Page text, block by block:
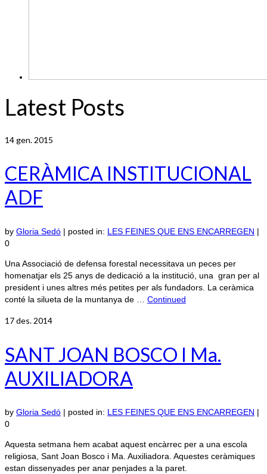
Latest Posts
14gen. 2015
CERÀMICA INSTITUCIONAL
ADF
by Gloria Sedó | posted in: LES FEINES QUE ENS ENCARREGEN |
0
Una Associació de defensa forestal necessitava un peces per
homenatjar els 25 anys de dedicació a la institució, una gran per al
president i unes altres més petites per als fundadors. La ceràmica
conté la silueta de la muntanya de … Continued
17des. 2014
SANT JOAN BOSCO I Ma.
AUXILIADORA
by Gloria Sedó | posted in: LES FEINES QUE ENS ENCARREGEN |
0
Aquesta setmana hem acabat aquest encàrrec per a una escola
religiosa, Sant Joan Bosco i Ma. Auxiliadora. Aquestes ceràmiques
estan dissenyades per anar penjades a la paret.